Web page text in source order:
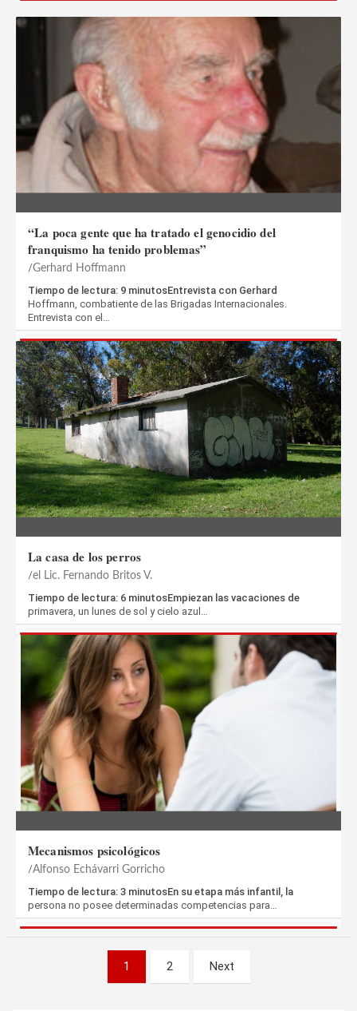
“La poca gente que ha tratado el genocidio del
franquismo ha tenido problemas”
Gerhard Hoffmann
Tiempo de lectura: 9 minutosEntrevista con Gerhard
Hoffmann, combatiente de las Brigadas Internacionales.
Entrevista con el…
La casa de los perros
el Lic. Fernando Britos V.
Tiempo de lectura: 6 minutosEmpiezan las vacaciones de
primavera, un lunes de sol y cielo azul…
Mecanismos psicológicos
Alfonso Echávarri Gorricho
Tiempo de lectura: 3 minutosEn su etapa más infantil, la
persona no posee determinadas competencias para…
1 2 Next